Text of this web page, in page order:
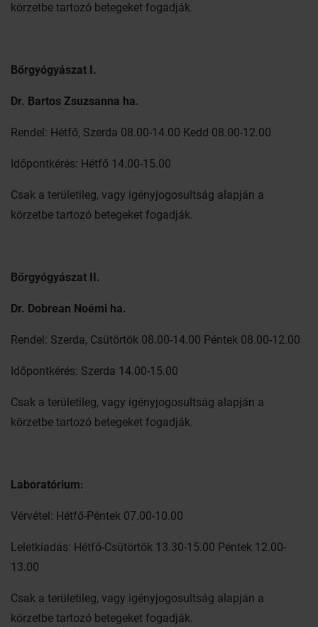
körzetbe tartozó betegeket fogadják.
Bőrgyógyászat I.
Dr. Bartos Zsuzsanna ha.
Rendel: Hétfő, Szerda 08.00-14.00 Kedd 08.00-12.00
Időpontkérés: Hétfő 14.00-15.00
Csak a területileg, vagy igényjogosultság alapján a
körzetbe tartozó betegeket fogadják.
Bőrgyógyászat II.
Dr. Dobrean Noémi ha.
Rendel: Szerda, Csütörtök 08.00-14.00 Péntek 08.00-12.00
Időpontkérés: Szerda 14.00-15.00
Csak a területileg, vagy igényjogosultság alapján a
körzetbe tartozó betegeket fogadják.
Laboratórium:
Vérvétel: Hétfő-Péntek 07.00-10.00
Leletkiadás: Hétfő-Csütörtök 13.30-15.00 Péntek 12.00-
13.00
Csak a területileg, vagy igényjogosultság alapján a
körzetbe tartozó betegeket fogadják.